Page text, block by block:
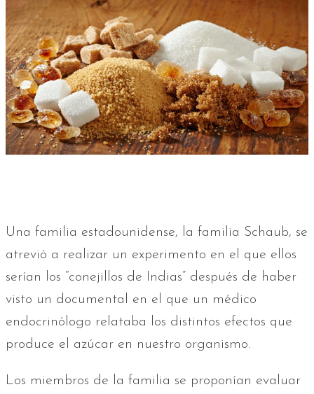
Una familia estadounidense, la familia Schaub, se
atrevió a realizar un experimento en el que ellos
serían los “conejillos de Indias” después de haber
visto un documental en el que un médico
endocrinólogo relataba los distintos efectos que
produce el azúcar en nuestro organismo.
Los miembros de la familia se proponían evaluar